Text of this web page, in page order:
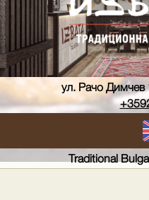
ул. Рачо
Traditional